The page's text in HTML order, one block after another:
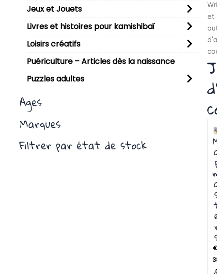
Jeux et Jouets
Livres et histoires pour kamishibaï
Loisirs créatifs
Puériculture – Articles dès la naissance
Puzzles adultes
Ages
Marques
Filtrer par état de stock
et